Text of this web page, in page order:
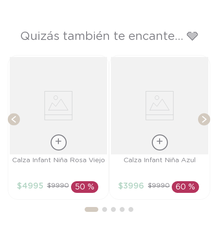
Quizás también te encante... 🩶
Talla
AÑADIR AL
Calza Infant Niña Rosa Viejo
$4995 $9990 50 %
Talla
AÑADIR AL
Calza Infant Niña Azul
$3996 $9990 60 %